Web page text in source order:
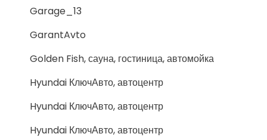
Garage_13
GarantAvto
Golden Fish, сауна, гостиница, автомойка
Hyundai КлючАвто, автоцентр
Hyundai КлючАвто, автоцентр
Hyundai КлючАвто, автоцентр